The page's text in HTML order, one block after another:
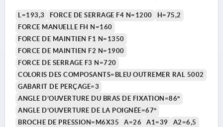
L=193,3 FORCE DE SERRAGE F4 N=1200
H=75,2
FORCE MANUELLE FH N=160
FORCE DE MAINTIEN F1 N=1350
FORCE DE MAINTIEN F2 N=1900
FORCE DE SERRAGE F3 N=720
COLORIS DES COMPOSANTS=BLEU OUTREMER RAL 5002
GABARIT DE PERÇAGE=3
ANGLE D’OUVERTURE DU BRAS DE FIXATION=86°
ANGLE D’OUVERTURE DE LA POIGNÉE=67°
BROCHE DE PRESSION=M6X35
A=26 A1=39
A2=6,5